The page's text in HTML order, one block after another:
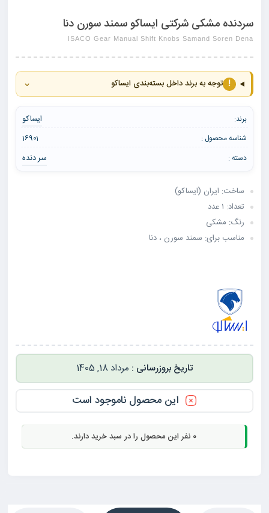
سردنده مشکی شرکتی ایساکو سمند سورن دنا
ISACO Gear Manual Shift Knobs Samand Soren Dena
! توجه به برند داخل بسته‌بندی ایساکو ⌄
برند: ایساکو
شناسه محصول :
16901
دسته :
سر دنده
ساخت: ایران (ایساکو)
تعداد: ۱ عدد
رنگ: مشکی
مناسب برای: سمند سورن ، دنا
مرداد 18, 1405
این محصول ناموجود است
0 نفر این محصول را در سبد خرید دارند.